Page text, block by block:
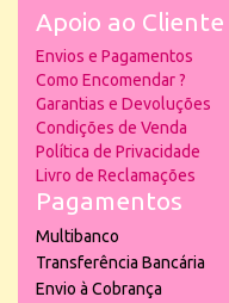
Apoio ao Cliente
Envios e Pagamentos
Como Encomendar ?
Garantias e Devoluções
Condições de Venda
Política de Privacidade
Livro de Reclamações
Pagamentos
Multibanco
Transferência Bancária
Envio à Cobrança